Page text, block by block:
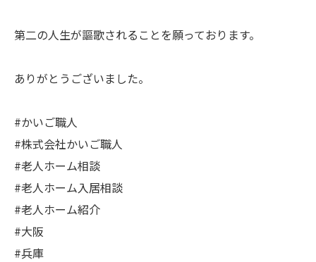
第二の人生が謳歌されることを願っております。
ありがとうございました。
#かいご職人
#株式会社かいご職人
#老人ホーム相談
#老人ホーム入居相談
#老人ホーム紹介
#大阪
#兵庫